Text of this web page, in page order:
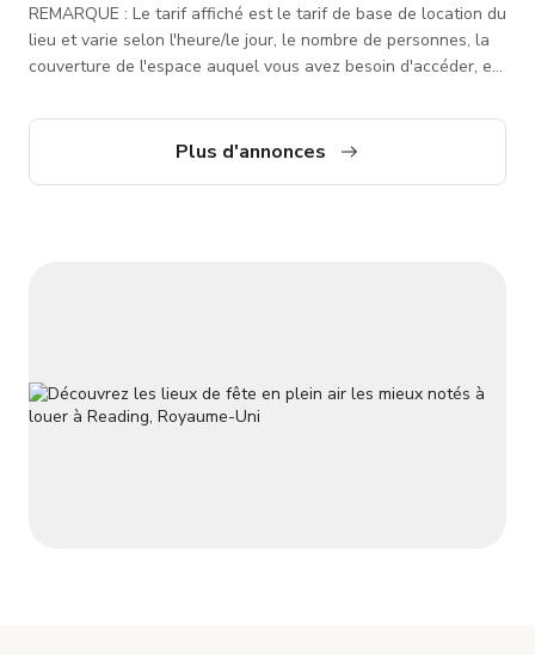
REMARQUE : Le tarif affiché est le tarif de base de location du
lieu et varie selon l'heure/le jour, le nombre de personnes, la
couverture de l'espace auquel vous avez besoin d'accéder, et
Contactez-nous pour des tarifs personnalisés. Les mariées et
mariés peuvent se préparer dans notre salle de préparation
Plus d'annonces